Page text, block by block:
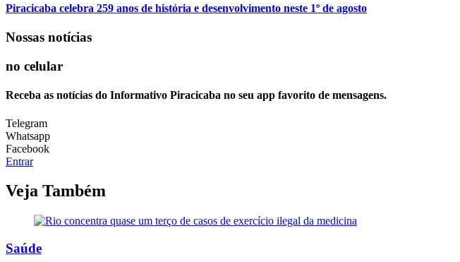
Piracicaba celebra 259 anos de história e desenvolvimento neste 1º de agosto
Nossas notícias
no celular
Receba as notícias do Informativo Piracicaba no seu app favorito de mensagens.
Telegram
Whatsapp
Facebook
Entrar
Veja Também
Saúde